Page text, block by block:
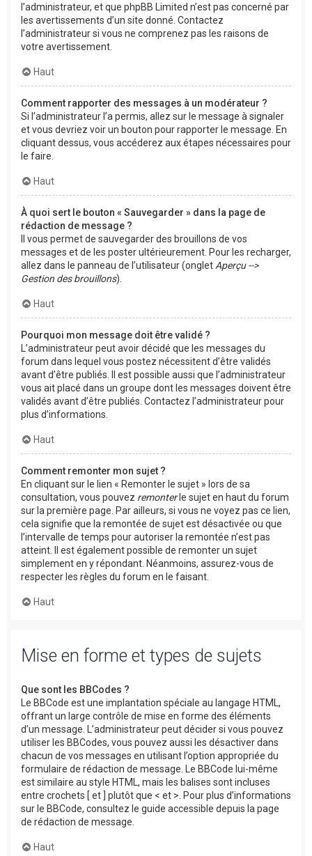
l’administrateur, et que phpBB Limited n’est pas concerné par
les avertissements d’un site donné. Contactez
l’administrateur si vous ne comprenez pas les raisons de
votre avertissement.
Haut
Comment rapporter des messages à un modérateur ?
Si l’administrateur l’a permis, allez sur le message à signaler
et vous devriez voir un bouton pour rapporter le message. En
cliquant dessus, vous accéderez aux étapes nécessaires pour
le faire.
Haut
À quoi sert le bouton « Sauvegarder » dans la page de
rédaction de message ?
Il vous permet de sauvegarder des brouillons de vos
messages et de les poster ultérieurement. Pour les recharger,
allez dans le panneau de l’utilisateur (onglet Aperçu -->
Gestion des brouillons).
Haut
Pourquoi mon message doit être validé ?
L’administrateur peut avoir décidé que les messages du
forum dans lequel vous postez nécessitent d’être validés
avant d’être publiés. Il est possible aussi que l’administrateur
vous ait placé dans un groupe dont les messages doivent être
validés avant d’être publiés. Contactez l’administrateur pour
plus d’informations.
Haut
Comment remonter mon sujet ?
En cliquant sur le lien « Remonter le sujet » lors de sa
consultation, vous pouvez remonterle sujet en haut du forum
sur la première page. Par ailleurs, si vous ne voyez pas ce lien,
cela signifie que la remontée de sujet est désactivée ou que
l’intervalle de temps pour autoriser la remontée n’est pas
atteint. Il est également possible de remonter un sujet
simplement en y répondant. Néanmoins, assurez-vous de
respecter les règles du forum en le faisant.
Haut
Mise en forme et types de sujets
Que sont les BBCodes ?
Le BBCode est une implantation spéciale au langage HTML,
offrant un large contrôle de mise en forme des éléments
d’un message. L’administrateur peut décider si vous pouvez
utiliser les BBCodes, vous pouvez aussi les désactiver dans
chacun de vos messages en utilisant l’option appropriée du
formulaire de rédaction de message. Le BBCode lui-même
est similaire au style HTML, mais les balises sont incluses
entre crochets [ et ] plutôt que < et >. Pour plus d’informations
sur le BBCode, consultez le guide accessible depuis la page
de rédaction de message.
Haut